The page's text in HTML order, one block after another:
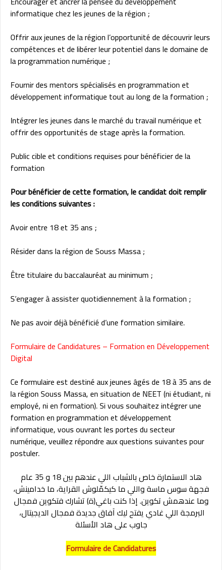
informatique chez les jeunes de la région ;
Offrir aux jeunes de la région l’opportunité de découvrir leurs
compétences et de libérer leur potentiel dans le domaine de
la programmation numérique ;
Fournir des mentors spécialisés en programmation et
développement informatique tout au long de la formation ;
Intégrer les jeunes dans le marché du travail numérique et
offrir des opportunités de stage après la formation.
Public cible et conditions requises pour bénéficier de la
formation
Pour bénéficier de cette formation, le candidat doit remplir
les conditions suivantes :
Avoir entre 18 et 35 ans ;
Résider dans la région de Souss Massa ;
Être titulaire du baccalauréat au minimum ;
S’engager à assister quotidiennement à la formation ;
Ne pas avoir déjà bénéficié d’une formation similaire.
Formulaire de Candidatures – Formation en Développement
Digital
Ce formulaire est destiné aux jeunes âgés de 18 à 35 ans de
la région Souss Massa, en situation de NEET (ni étudiant, ni
employé, ni en formation). Si vous souhaitez intégrer une
formation en programmation et développement
informatique, vous ouvrant les portes du secteur
numérique, veuillez répondre aux questions suivantes pour
postuler.
هاد الاستمارة خاص بالشباب اللي عندهم بين 18 و 35 عام
فجهة سوس ماسة واللي ما كيكمّلوش القراية، ما خدامينش،
وما عندهمش تكوين. إذا كنت باغي(ة) تشارك فتكوين فمجال
البرمجة اللي غادي يفتح ليك آفاق جديدة فمجال الديجيتال،
جاوب على هاد الأسئلة
Formulaire de Candidatures